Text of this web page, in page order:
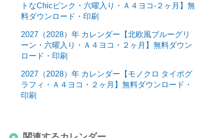
トなChicピンク・六曜入り・Ａ４ヨコ-２ヶ月】無
料ダウンロード・印刷
2027（2028）年 カレンダー【北欧風ブルーグリ
ーン・六曜入り・Ａ４ヨコ・２ヶ月】無料ダウン
ロード・印刷
2027（2028）年 カレンダー【モノクロ タイポグ
ラフィ・Ａ４ヨコ・２ヶ月】無料ダウンロード・
印刷